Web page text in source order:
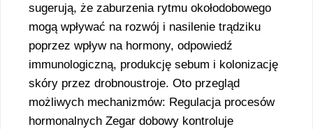
sugerują, że zaburzenia rytmu okołodobowego
mogą wpływać na rozwój i nasilenie trądziku
poprzez wpływ na hormony, odpowiedź
immunologiczną, produkcję sebum i kolonizację
skóry przez drobnoustroje. Oto przegląd
możliwych mechanizmów: Regulacja procesów
hormonalnych Zegar dobowy kontroluje